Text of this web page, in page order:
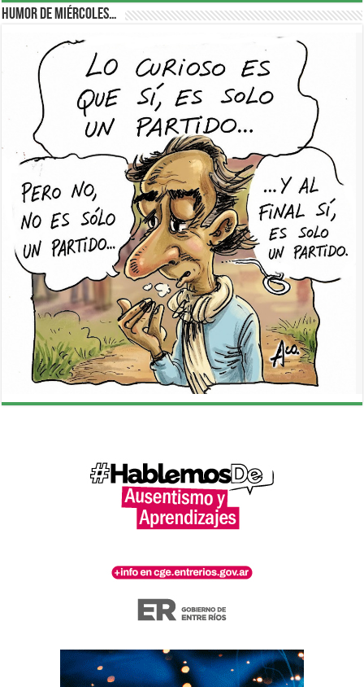
Humor de Miércoles…